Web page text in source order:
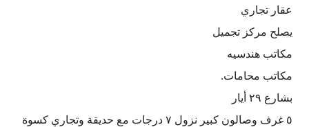
عقار تجاري
يصلح مركز تجميل
مكاتب هندسيه
مكاتب محامات.
بشارع ٢٩ أيار
٥ غرف وصالون كبير نزول ٧ درجات مع حديقة وتجاري كسوة